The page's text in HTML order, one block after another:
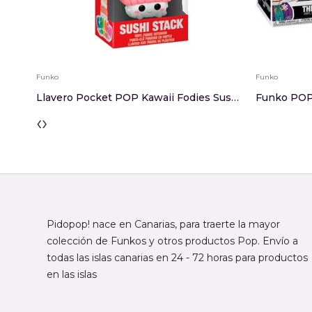
Funko
Llavero Pocket POP Kawaii Fodies Sushi Stack
Funko
‹›
Pidopop! nace en Canarias, para traerte la mayor
colección de Funkos y otros productos Pop. Envío a
todas las islas canarias en 24 - 72 horas para productos
en las islas